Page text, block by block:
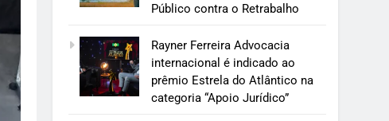
Público contra o Retrabalho
Rayner Ferreira Advocacia
internacional é indicado ao
prêmio Estrela do Atlântico na
categoria “Apoio Jurídico”